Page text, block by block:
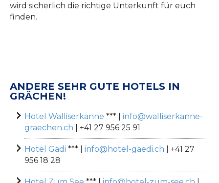
wird sicherlich die richtige Unterkunft für euch
finden.
ANDERE SEHR GUTE HOTELS IN
GRÄCHEN!
Hotel Walliserkanne *** | info@walliserkanne-
graechen.ch
+41 27 956 25 91
Hotel Gädi *** | info@hotel-gaedi.ch | +41 27
956 18 28